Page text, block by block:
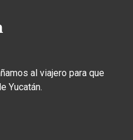
al viajero para que
Yucatán.